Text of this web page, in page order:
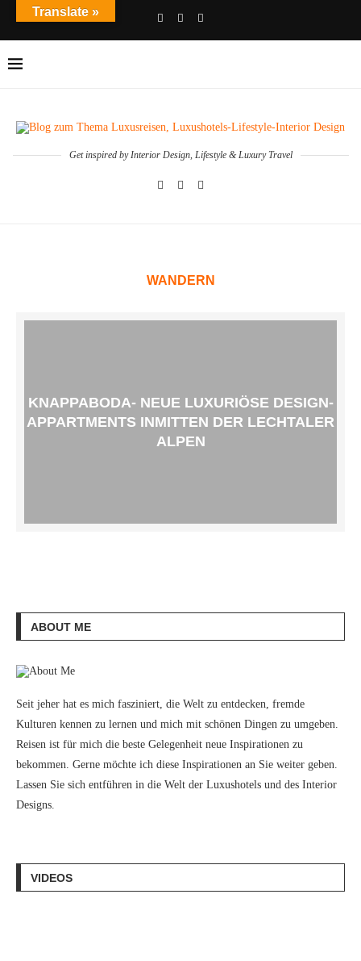
Get inspired by Interior Design, Lifestyle & Luxury Travel
WANDERN
KNAPPABODA- NEUE LUXURIÖSE DESIGN-
APPARTMENTS INMITTEN DER LECHTALER
ALPEN
ABOUT ME
Seit jeher hat es mich fasziniert, die Welt zu entdecken, fremde
Kulturen kennen zu lernen und mich mit schönen Dingen zu umgeben.
Reisen ist für mich die beste Gelegenheit neue Inspirationen zu
bekommen. Gerne möchte ich diese Inspirationen an Sie weiter geben.
Lassen Sie sich entführen in die Welt der Luxushotels und des Interior
Designs.
VIDEOS
Translate »